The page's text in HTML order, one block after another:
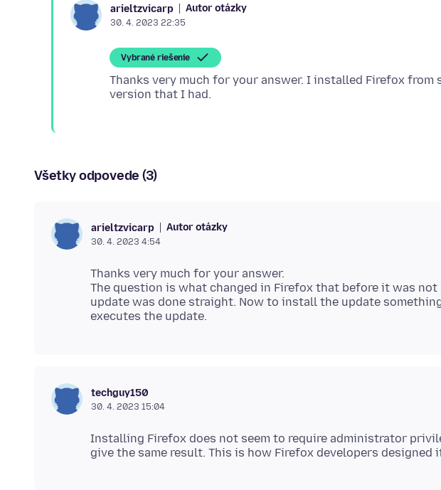
arieltzvicarp Autor otázky
30. 4. 2023 22:35
Vybrané riešenie
Thanks very much for your answer. I installed Firefox
Všetky odpovede (3)
arieltzvicarp Autor otázky
30. 4. 2023 4:54
Thanks very much for your answer.
The question is what changed in Firefox that before it was
update was done straight. Now to install the update
techguy150
30. 4. 2023 15:04
Installing Firefox does not seem to require administrator